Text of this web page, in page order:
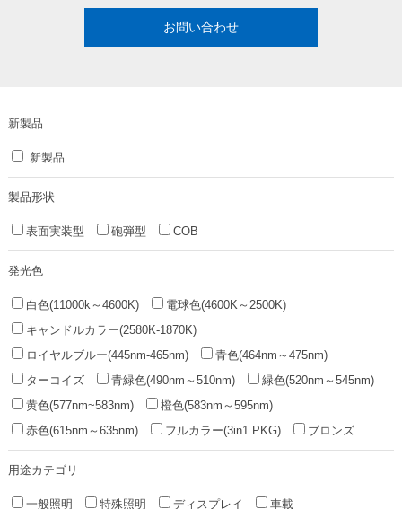
お問い合わせ
新製品
新製品
製品形状
表面実装型 砲弾型 COB
発光色
白色(11000k～4600K)
電球色(4600K～2500K)
キャンドルカラー(2580K-1870K)
ロイヤルブルー(445nm-465nm)
青色(464nm～475nm)
ターコイズ
青緑色(490nm～510nm)
緑色(520nm～545nm)
黄色(577nm~583nm)
橙色(583nm～595nm)
赤色(615nm～635nm)
フルカラー(3in1 PKG) ブロンズ
用途カテゴリ
一般照明 特殊照明 ディスプレイ
車載